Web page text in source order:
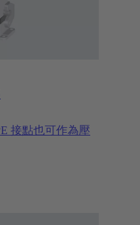
接點也可作為壓